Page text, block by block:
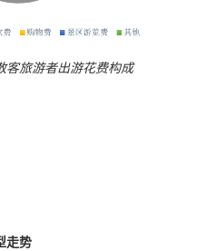
旅游者出游花费构成
走势